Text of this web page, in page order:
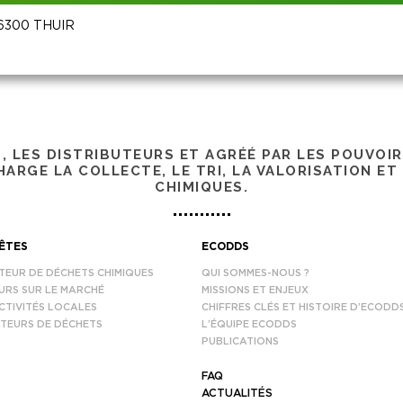
THUIR
LES DISTRIBUTEURS ET AGRÉÉ PAR LES
LA COLLECTE, LE TRI, LA VALORISATION ET
CHIMIQUES.
DE DÉCHETS CHIMIQUES
SUR LE MARCHÉ
LOCALES
DE DÉCHETS
ECODDS
QUI SOMMES-NOUS ?
MISSIONS ET ENJEUX
CHIFFRES CLÉS ET HISTOIRE
L’ÉQUIPE ECODDS
PUBLICATIONS
FAQ
ACTUALITÉS